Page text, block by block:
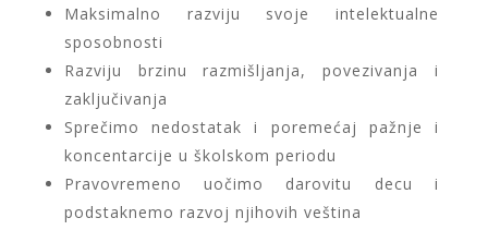
Maksimalno razviju svoje intelektualne
sposobnosti
Razviju brzinu razmišljanja, povezivanja i
zaključivanja
Sprečimo nedostatak i poremećaj pažnje i
koncentarcije u školskom periodu
Pravovremeno uočimo darovitu decu i
podstaknemo razvoj njihovih veština